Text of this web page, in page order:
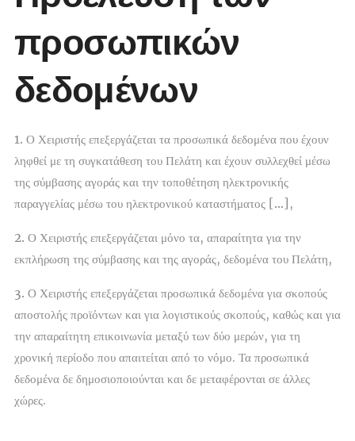
προσωπικών
δεδομένων
1. Ο Χειριστής επεξεργάζεται τα προσωπικά δεδομένα που έχουν
ληφθεί με τη συγκατάθεση του Πελάτη και έχουν συλλεχθεί μέσω
της σύμβασης αγοράς και την τοποθέτηση ηλεκτρονικής
παραγγελίας μέσω του ηλεκτρονικού καταστήματος […] ,
2. Ο Χειριστής επεξεργάζεται μόνο τα, απαραίτητα για την
εκπλήρωση της σύμβασης και της αγοράς, δεδομένα του Πελάτη,
3. Ο Χειριστής επεξεργάζεται προσωπικά δεδομένα για σκοπούς
αποστολής προϊόντων και για λογιστικούς σκοπούς, καθώς και για
την απαραίτητη επικοινωνία μεταξύ των δύο μερών, για τη
χρονική περίοδο που απαιτείται από το νόμο. Τα προσωπικά
δεδομένα δε δημοσιοποιούνται και δε μεταφέρονται σε άλλες
χώρες.